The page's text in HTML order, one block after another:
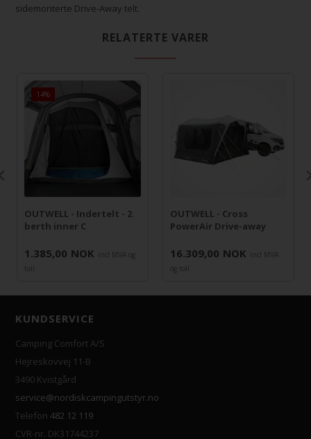
sidemonterte Drive-Away telt.
RELATERTE VARER
14%
OUTWELL - Indertelt - 2
berth inner C
1.385,00 NOK
incl MVA og
toll
OUTWELL - Cross
PowerAir Drive-away
16.309,00 NOK
incl MVA
og toll
KUNDSERVICE
Camping Comfort A/S
Hejreskovvej 11-B
3490 Kvistgård
service@nordiskcampingutstyr.no
Telefon482 12 119
CVR-nr. DK31744237